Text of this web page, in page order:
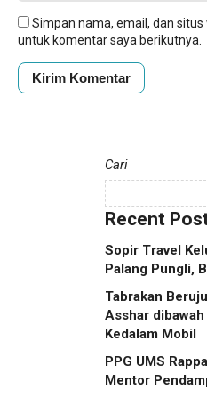
Simpan nama, email, dan
untuk komentar saya berikutnya.
Cari
Recent
Sopir Travel
Palang Pungli,
Tabrakan
Asshar
Kedalam Mobil
PPG UMS
Mentor